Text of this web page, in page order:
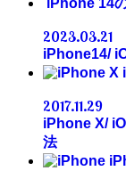
2023.03.21
iPhone14/
2017.11.29
iPhone X/
法